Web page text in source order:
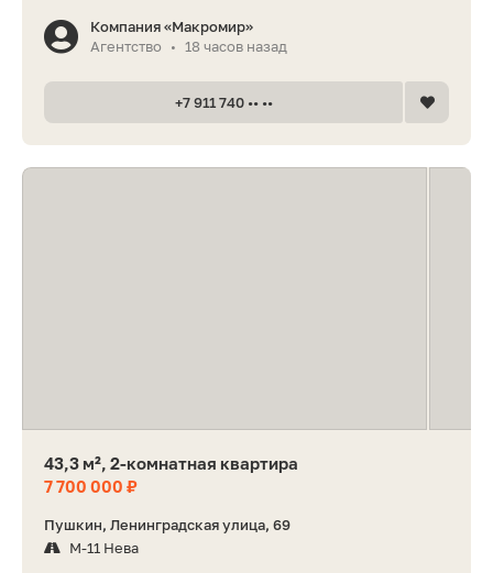
Компания «Макромир»
Агентство
• 18 часов назад
+7 911 740 •• ••
43,3 м², 2-комнатная квартира
7 700 000 ₽
Пушкин, Ленинградская улица, 69
М-11 Нева